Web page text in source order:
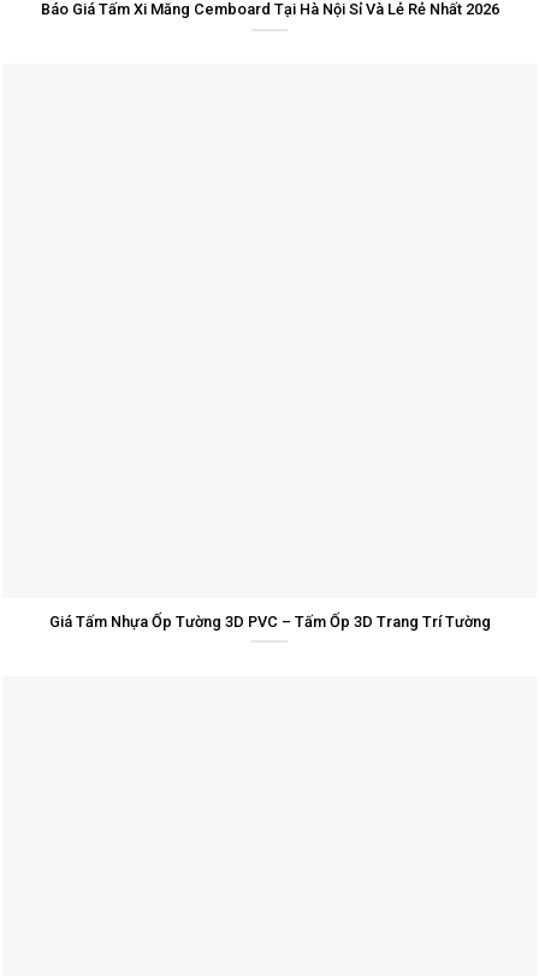
Báo Giá Tấm Xi Măng Cemboard Tại Hà Nội Sỉ Và Lẻ Rẻ Nhất 2026
Giá Tấm Nhựa Ốp Tường 3D PVC – Tấm Ốp 3D Trang Trí Tường